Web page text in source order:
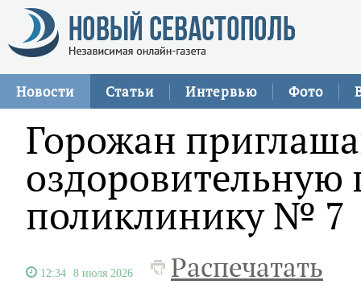
Новости Статьи Интервью Фото
Горожан
оздоровительную
поликлинику № 7
12:34 8 июля 2026 Распечатать